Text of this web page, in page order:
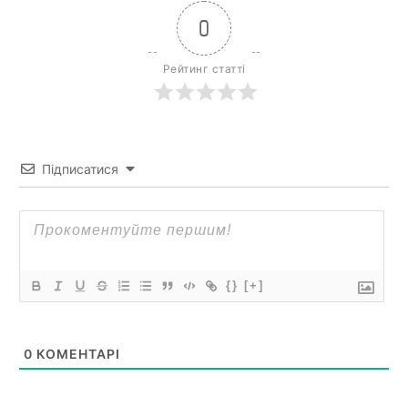
0
Рейтинг статті
Підписатися
{} [+]
0 КОМЕНТАРІ